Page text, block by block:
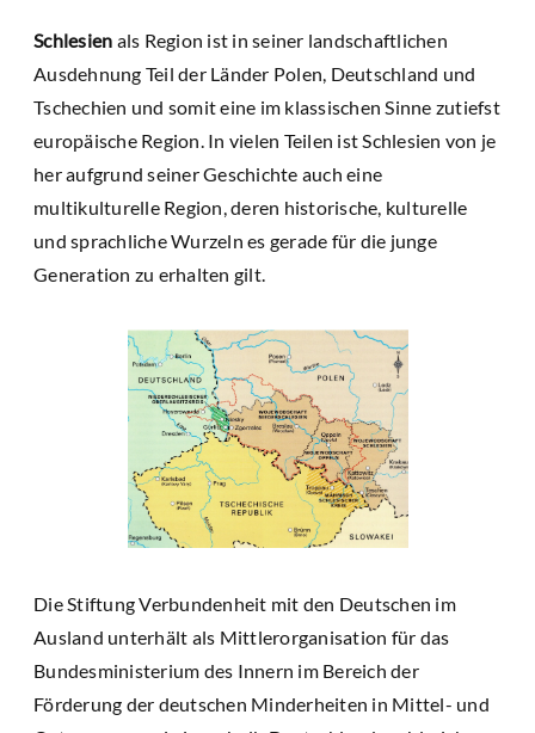
Schlesien als Region ist in seiner landschaftlichen
Ausdehnung Teil der Länder Polen, Deutschland und
Tschechien und somit eine im klassischen Sinne zutiefst
europäische Region. In vielen Teilen ist Schlesien von je
her aufgrund seiner Geschichte auch eine
multikulturelle Region, deren historische, kulturelle
und sprachliche Wurzeln es gerade für die junge
Generation zu erhalten gilt.
Die Stiftung Verbundenheit mit den Deutschen im
Ausland unterhält als Mittlerorganisation für das
Bundesministerium des Innern im Bereich der
Förderung der deutschen Minderheiten in Mittel- und